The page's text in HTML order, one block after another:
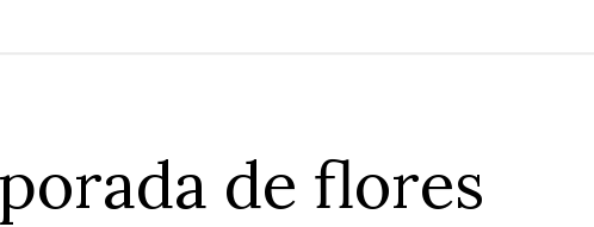
de flores